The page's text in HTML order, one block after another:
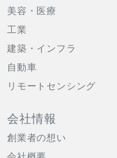
美容・医療
工業
建築・インフラ
自動車
リモートセンシング
会社情報
創業者の想い